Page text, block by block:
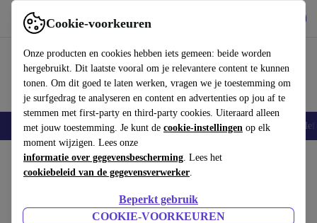
Cookie-voorkeuren
Onze producten en cookies hebben iets gemeen: beide worden
hergebruikt. Dit laatste vooral om je relevantere content te kunnen
tonen. Om dit goed te laten werken, vragen we je toestemming om
je surfgedrag te analyseren en content en advertenties op jou af te
stemmen met first-party en third-party cookies. Uiteraard alleen
met jouw toestemming. Je kunt de cookie-instellingen op elk
moment wijzigen. Lees onze
informatie over gegevensbescherming. Lees het
cookiebeleid van de gegevensverwerker.
Beperkt gebruik
COOKIE-VOORKEUREN
Gebruik refurbed snel en eenvoudig
Smartphones Laptops Tablets Smartwatches Accessoires
Home Baby & kinderen Kinderwagens & Buggy's Kinderwagens
My Junior Vita Unique
Combikinderwagen